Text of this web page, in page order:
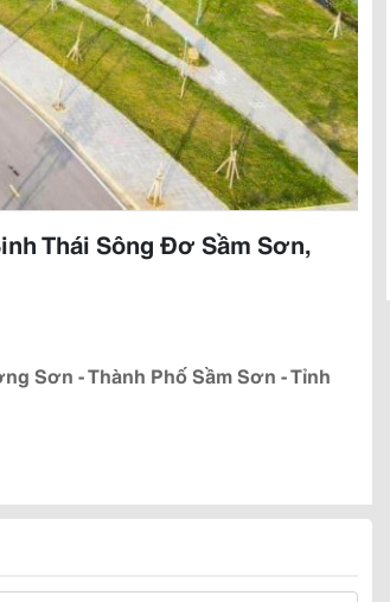
Thái Sông Đơ Sầm Sơn,
Sơn - Thành Phố Sầm Sơn - Tỉnh